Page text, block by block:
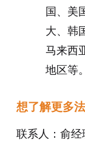
国、美
大、韩
马来西
地区等。
想了解更多
联系人：俞经